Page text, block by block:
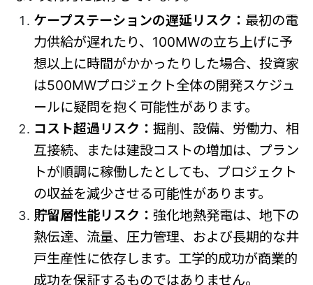
ケープステーションの遅延リスク： 最初の電
力供給が遅れたり、100MWの立ち上げに予
想以上に時間がかかったりした場合、投資家
は500MWプロジェクト全体の開発スケジュ
ールに疑問を抱く可能性があります。
コスト超過リスク： 掘削、設備、労働力、相
互接続、または建設コストの増加は、プラン
トが順調に稼働したとしても、プロジェクト
の収益を減少させる可能性があります。
貯留層性能リスク： 強化地熱発電は、地下の
熱伝達、流量、圧力管理、および長期的な井
戸生産性に依存します。工学的成功が商業的
成功を保証するものではありません。